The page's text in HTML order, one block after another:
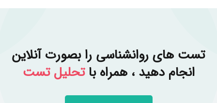
تست های روانشناسی را بصورت آنلاین
انجام دهید ، همراه باتحلیل تست